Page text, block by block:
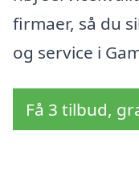
firmaer, så du
og service i
Få 3 tilbud,